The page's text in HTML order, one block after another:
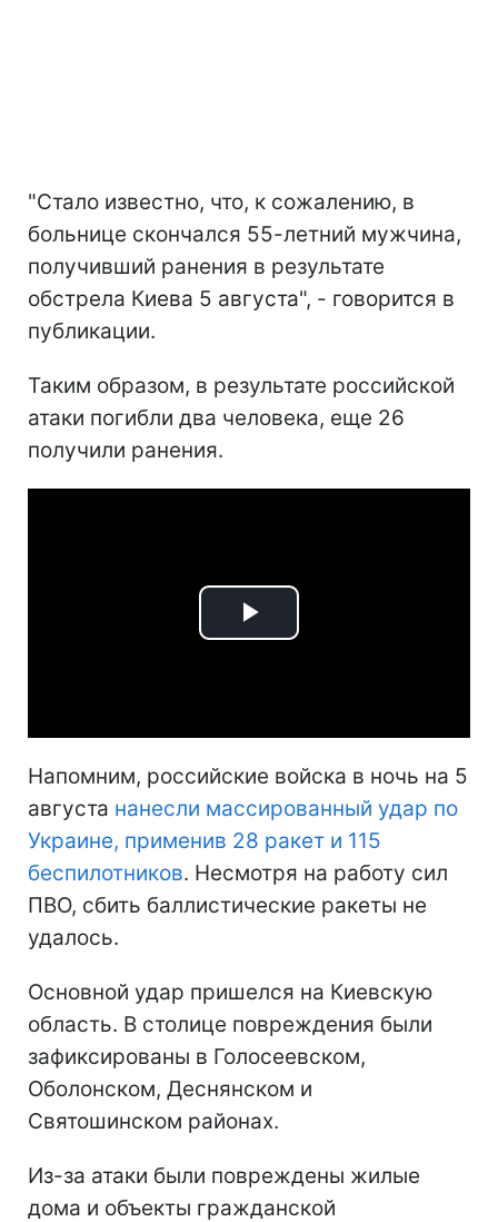
"Стало известно, что, к сожалению, в
больнице скончался 55-летний мужчина,
получивший ранения в результате
обстрела Киева 5 августа", - говорится в
публикации.
Таким образом, в результате российской
атаки погибли два человека, еще 26
получили ранения.
Play
Напомним, российские войска в ночь на 5
августа нанесли массированный удар по
Украине, применив 28 ракет и 115
беспилотников. Несмотря на работу сил
ПВО, сбить баллистические ракеты не
удалось.
Основной удар пришелся на Киевскую
область. В столице повреждения были
зафиксированы в Голосеевском,
Оболонском, Деснянском и
Святошинском районах.
Из-за атаки были повреждены жилые
дома и объекты гражданской